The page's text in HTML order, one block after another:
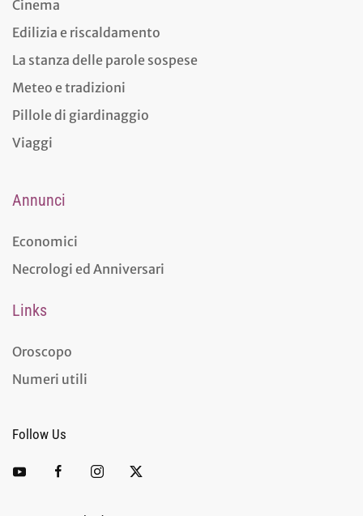
Cinema
Edilizia e riscaldamento
La stanza delle parole sospese
Meteo e tradizioni
Pillole di giardinaggio
Viaggi
Annunci
Economici
Necrologi ed Anniversari
Links
Oroscopo
Numeri utili
Follow Us